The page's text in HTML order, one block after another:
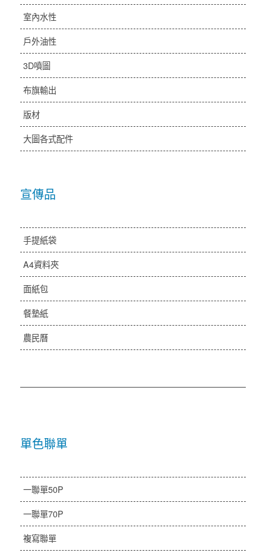
室內水性
戶外油性
3D噴圖
布旗輸出
版材
大圖各式配件
宣傳品
手提紙袋
A4資料夾
面紙包
餐墊紙
農民曆
單色聯單
一聯單50P
一聯單70P
複寫聯單